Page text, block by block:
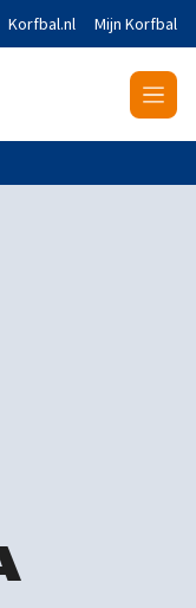
Korfbal.nl Mijn Korfbal